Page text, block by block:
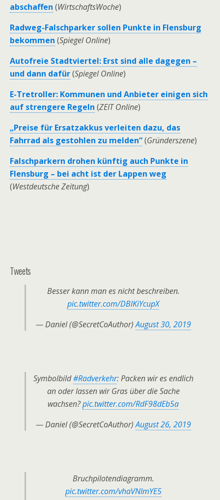
abschaffen (WirtschaftsWoche)
Radweg-Falschparker sollen Punkte in Flensburg
bekommen (Spiegel Online)
Autofreie Stadtviertel: Erst sind alle dagegen –
und dann dafür(Spiegel Online)
E-Tretroller: Kommunen und Anbieter einigen sich
auf strengere Regeln (ZEIT Online)
„Preise für Ersatzakkus verleiten dazu, das
Fahrrad als gestohlen zu melden“(Gründerszene)
Falschparkern drohen künftig auch Punkte in
Flensburg – bei acht ist der Lappen weg
(Westdeutsche Zeitung)
Tweets
Besser kann man es nicht beschreiben.
pic.twitter.com/DBlKiYcupX
— Daniel (@SecretCoAuthor)August 30, 2019
Symbolbild#Radverkehr: Packen wir es endlich
an oder lassen wir Gras über die Sache
wachsen?pic.twitter.com/RdF98dEb5a
— Daniel (@SecretCoAuthor)August 26, 2019
Bruchpilotendiagramm.
pic.twitter.com/vhaVNImYE5